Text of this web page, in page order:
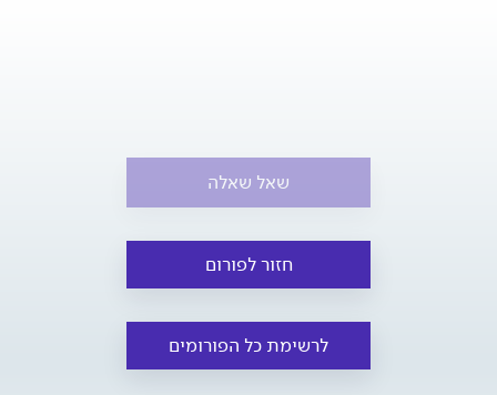
שאל שאלה
חזור לפורום
לרשימת כל הפורומים